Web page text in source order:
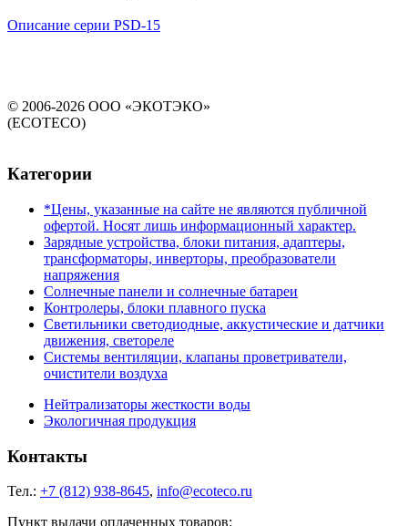
Описание серии PSD-15
© 2006-2026 ООО «ЭКОТЭКО»
(ECOTECO)
Категории
*Цены, указанные на сайте не являются публичной
офертой. Носят лишь информационный характер.
Зарядные устройства, блоки питания, адаптеры,
трансформаторы, инверторы, преобразователи
напряжения
Солнечные панели и солнечные батареи
Контролеры, блоки плавного пуска
Светильники светодиодные, аккустические и датчики
движения, светореле
Системы вентиляции, клапаны проветриватели,
очистители воздуха
Нейтрализаторы жесткости воды
Экологичная продукция
Контакты
Тел.: +7 (812) 938-8645, info@ecoteco.ru
Пункт выдачи оплаченных товаров: